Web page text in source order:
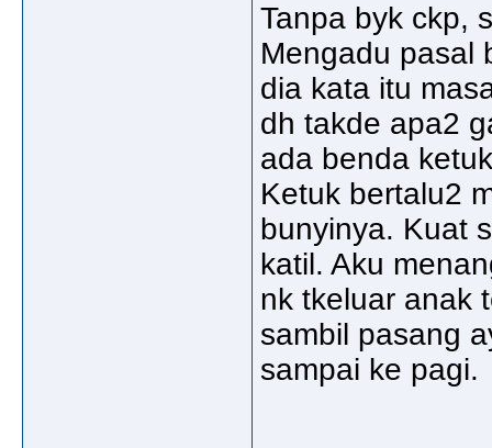
Tanpa byk ckp,
Mengadu pasal
dia kata itu
dh takde apa2
ada benda
Ketuk bertalu2
bunyinya. Kuat
katil. Aku
nk tkeluar anak
sambil pasang
sampai ke pagi.